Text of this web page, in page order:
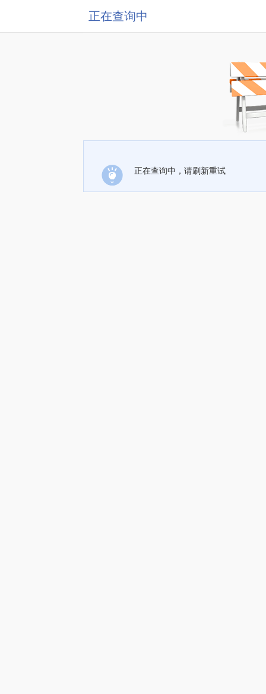
正在查询中
正在查询中，请刷新重试